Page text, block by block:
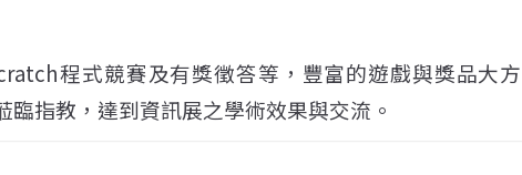
程式競賽及有獎徵答等，豐富的遊戲與獎品大方
指教，達到資訊展之學術效果與交流。